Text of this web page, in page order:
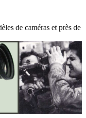
de caméras et près de